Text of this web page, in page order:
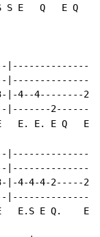
S E   Q   E Q
|-4--4--------2-
|-------
E. E. E Q   E
|-4-4-4-2-----
E.S E Q.    E